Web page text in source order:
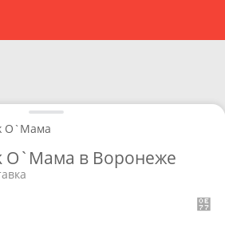
О`Мaмa
О`Мaмa в Воронеже